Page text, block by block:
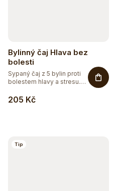
Bylinný čaj Hlava bez
bolesti
205 Kč
Sypaný čaj z 5 bylin proti
bolestem hlavy a stresu.
Sleva až 20 %
Tip